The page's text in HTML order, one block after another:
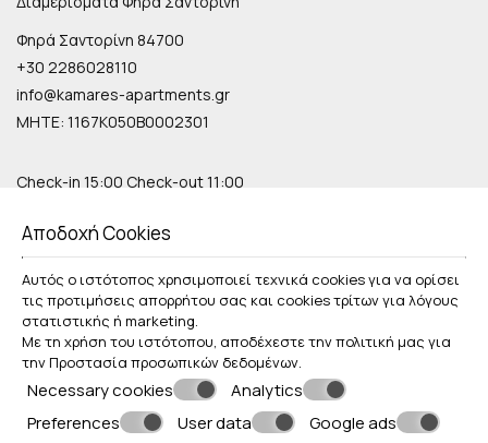
Φηρά Σαντορίνη 84700
+30 2286028110
info@kamares-apartments.gr
ΜΗΤΕ: 1167K050B0002301
Check-in 15:00 Check-out 11:00
ΑΚΟΛΟΥΘΉΣΤΕ ΜΑΣ
ΕΞΕΡΕΥΝΉΣΤΕ
Βραβεία
Αποδοχή Cookies
Αυτός ο ιστότοπος χρησιμοποιεί τεχνικά cookies για να ορίσει
τις προτιμήσεις απορρήτου σας και cookies τρίτων για λόγους
στατιστικής ή marketing.
Με τη χρήση του ιστότοπου, αποδέχεστε την πολιτική μας για
τηνΠροστασία προσωπικών δεδομένων.
Necessary cookies
Analytics
Preferences
User data Google ads